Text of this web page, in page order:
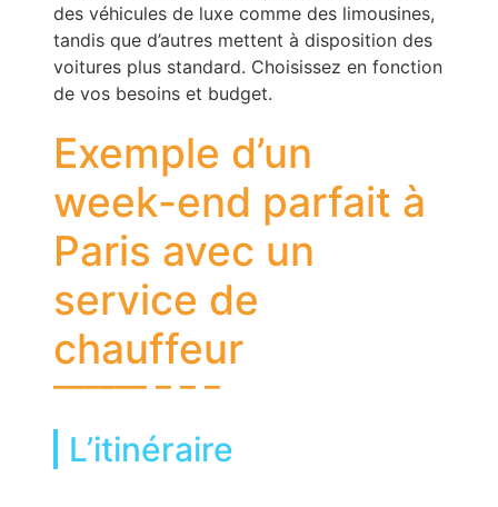
des véhicules de luxe comme des limousines,
tandis que d’autres mettent à disposition des
voitures plus standard. Choisissez en fonction
de vos besoins et budget.
Exemple d’un
week-end parfait à
Paris avec un
service de
chauffeur
L’itinéraire